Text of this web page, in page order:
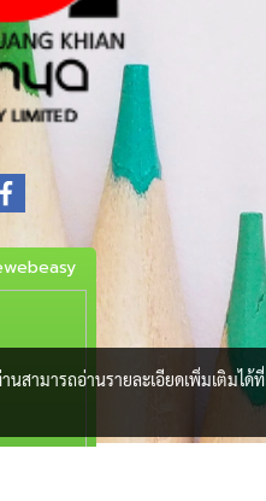
สามารถอ่านรายละเอียดเพิ่มเติมได้ที่